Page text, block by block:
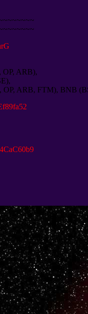
, OP, ARB),
),
, OP, ARB, FTM), BNB (